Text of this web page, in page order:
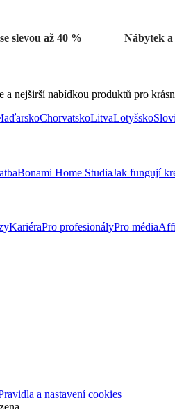
slevou až 40 % Nábytek
a nejširší nabídkou produktů pro
ChorvatskoLitvaLotyšsko
Bonami Home StudiaJak fungují
KariéraPro profesionályPro média
a nastavení cookies